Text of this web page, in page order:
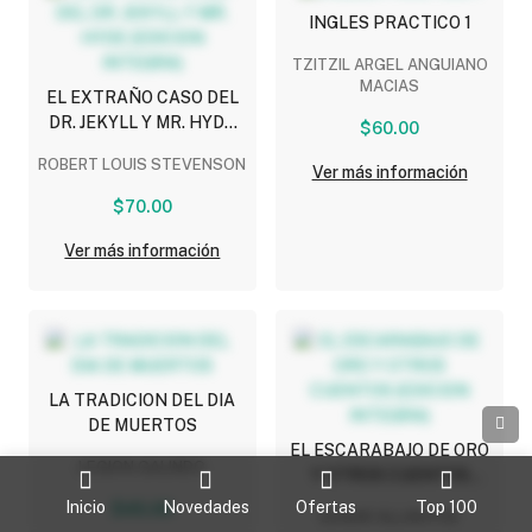
Inicio Novedades Ofertas Top 100
EL EXTRAÑO CASO DEL
DR. JEKYLL Y MR. HYDE
ROBERT LOUIS STEVENSON
$70.00
Ver más información
INGLES PRACTICO 1
TZITZIL ARGEL ANGUIANO
MACIAS
$60.00
Ver más información
LA TRADICION DEL DIA
DE MUERTOS
LEGION GALINDO
$45.00
EL ESCARABAJO DE ORO
Y OTROS CUENTOS
(EDICION INTEGRA)
EDGAR ALLAN POE